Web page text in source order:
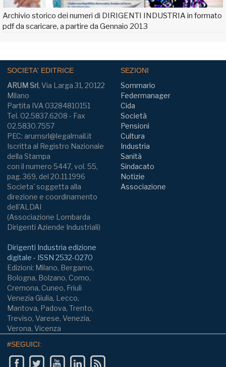
Archivio storico dei numeri di DIRIGENTI INDUSTRIA in formato
pdf da scaricare, a partire da Gennaio 2013
SOCIETA' EDITRICE
ARUM Srl, Via Larga 31, 20122
Milano
Partita IVA 03284810151
Tel. 02.5837.6208 - Fax
02.5830.7557
PEC: arumsrl@legalmail.it
Iscritta al Registro Nazionale
della Stampa
con il numero 5447, vol. 55,
pag. 369, del 20.11.1996
Societa' soggetta alla
direzione e coordinamento
dell'ALDAI
(Associazione Lombarda
Dirigenti Aziende Industriali)
Dirigenti Industria edizione
digitale - ISSN 2532-0270
Edizioni: Milano, Bergamo,
Bologna, Bolzano, Como,
Cremona, Cuneo, Friuli
Venezia Giulia, Lecco,
Mantova, Padova, Trento,
Treviso, Varese, Venezia,
Verona, Vicenza
SEZIONI
Sommario
Federmanager
Cida
Società
Pensioni
Cultura
Industria
Sanità
Sindacato
Notizie
Associazione
#SEGUICI: